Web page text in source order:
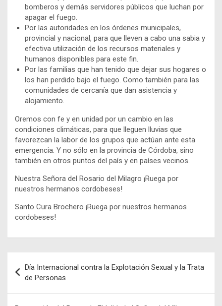
bomberos y demás servidores públicos que luchan por
apagar el fuego.
Por las autoridades en los órdenes municipales,
provincial y nacional, para que lleven a cabo una sabia y
efectiva utilización de los recursos materiales y
humanos disponibles para este fin.
Por las familias que han tenido que dejar sus hogares o
los han perdido bajo el fuego. Como también para las
comunidades de cercanía que dan asistencia y
alojamiento.
Oremos con fe y en unidad por un cambio en las
condiciones climáticas, para que lleguen lluvias que
favorezcan la labor de los grupos que actúan ante esta
emergencia. Y no sólo en la provincia de Córdoba, sino
también en otros puntos del país y en países vecinos.
Nuestra Señora del Rosario del Milagro ¡Ruega por
nuestros hermanos cordobeses!
Santo Cura Brochero ¡Ruega por nuestros hermanos
cordobeses!
de
entradas
Día Internacional contra la Explotación Sexual y la Trata
de Personas